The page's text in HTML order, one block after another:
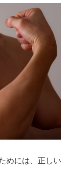
めには、正しい